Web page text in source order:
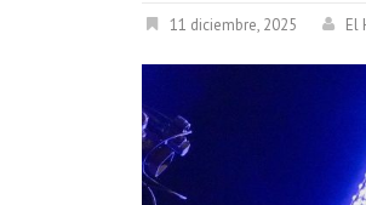
11 diciembre, 2025 El